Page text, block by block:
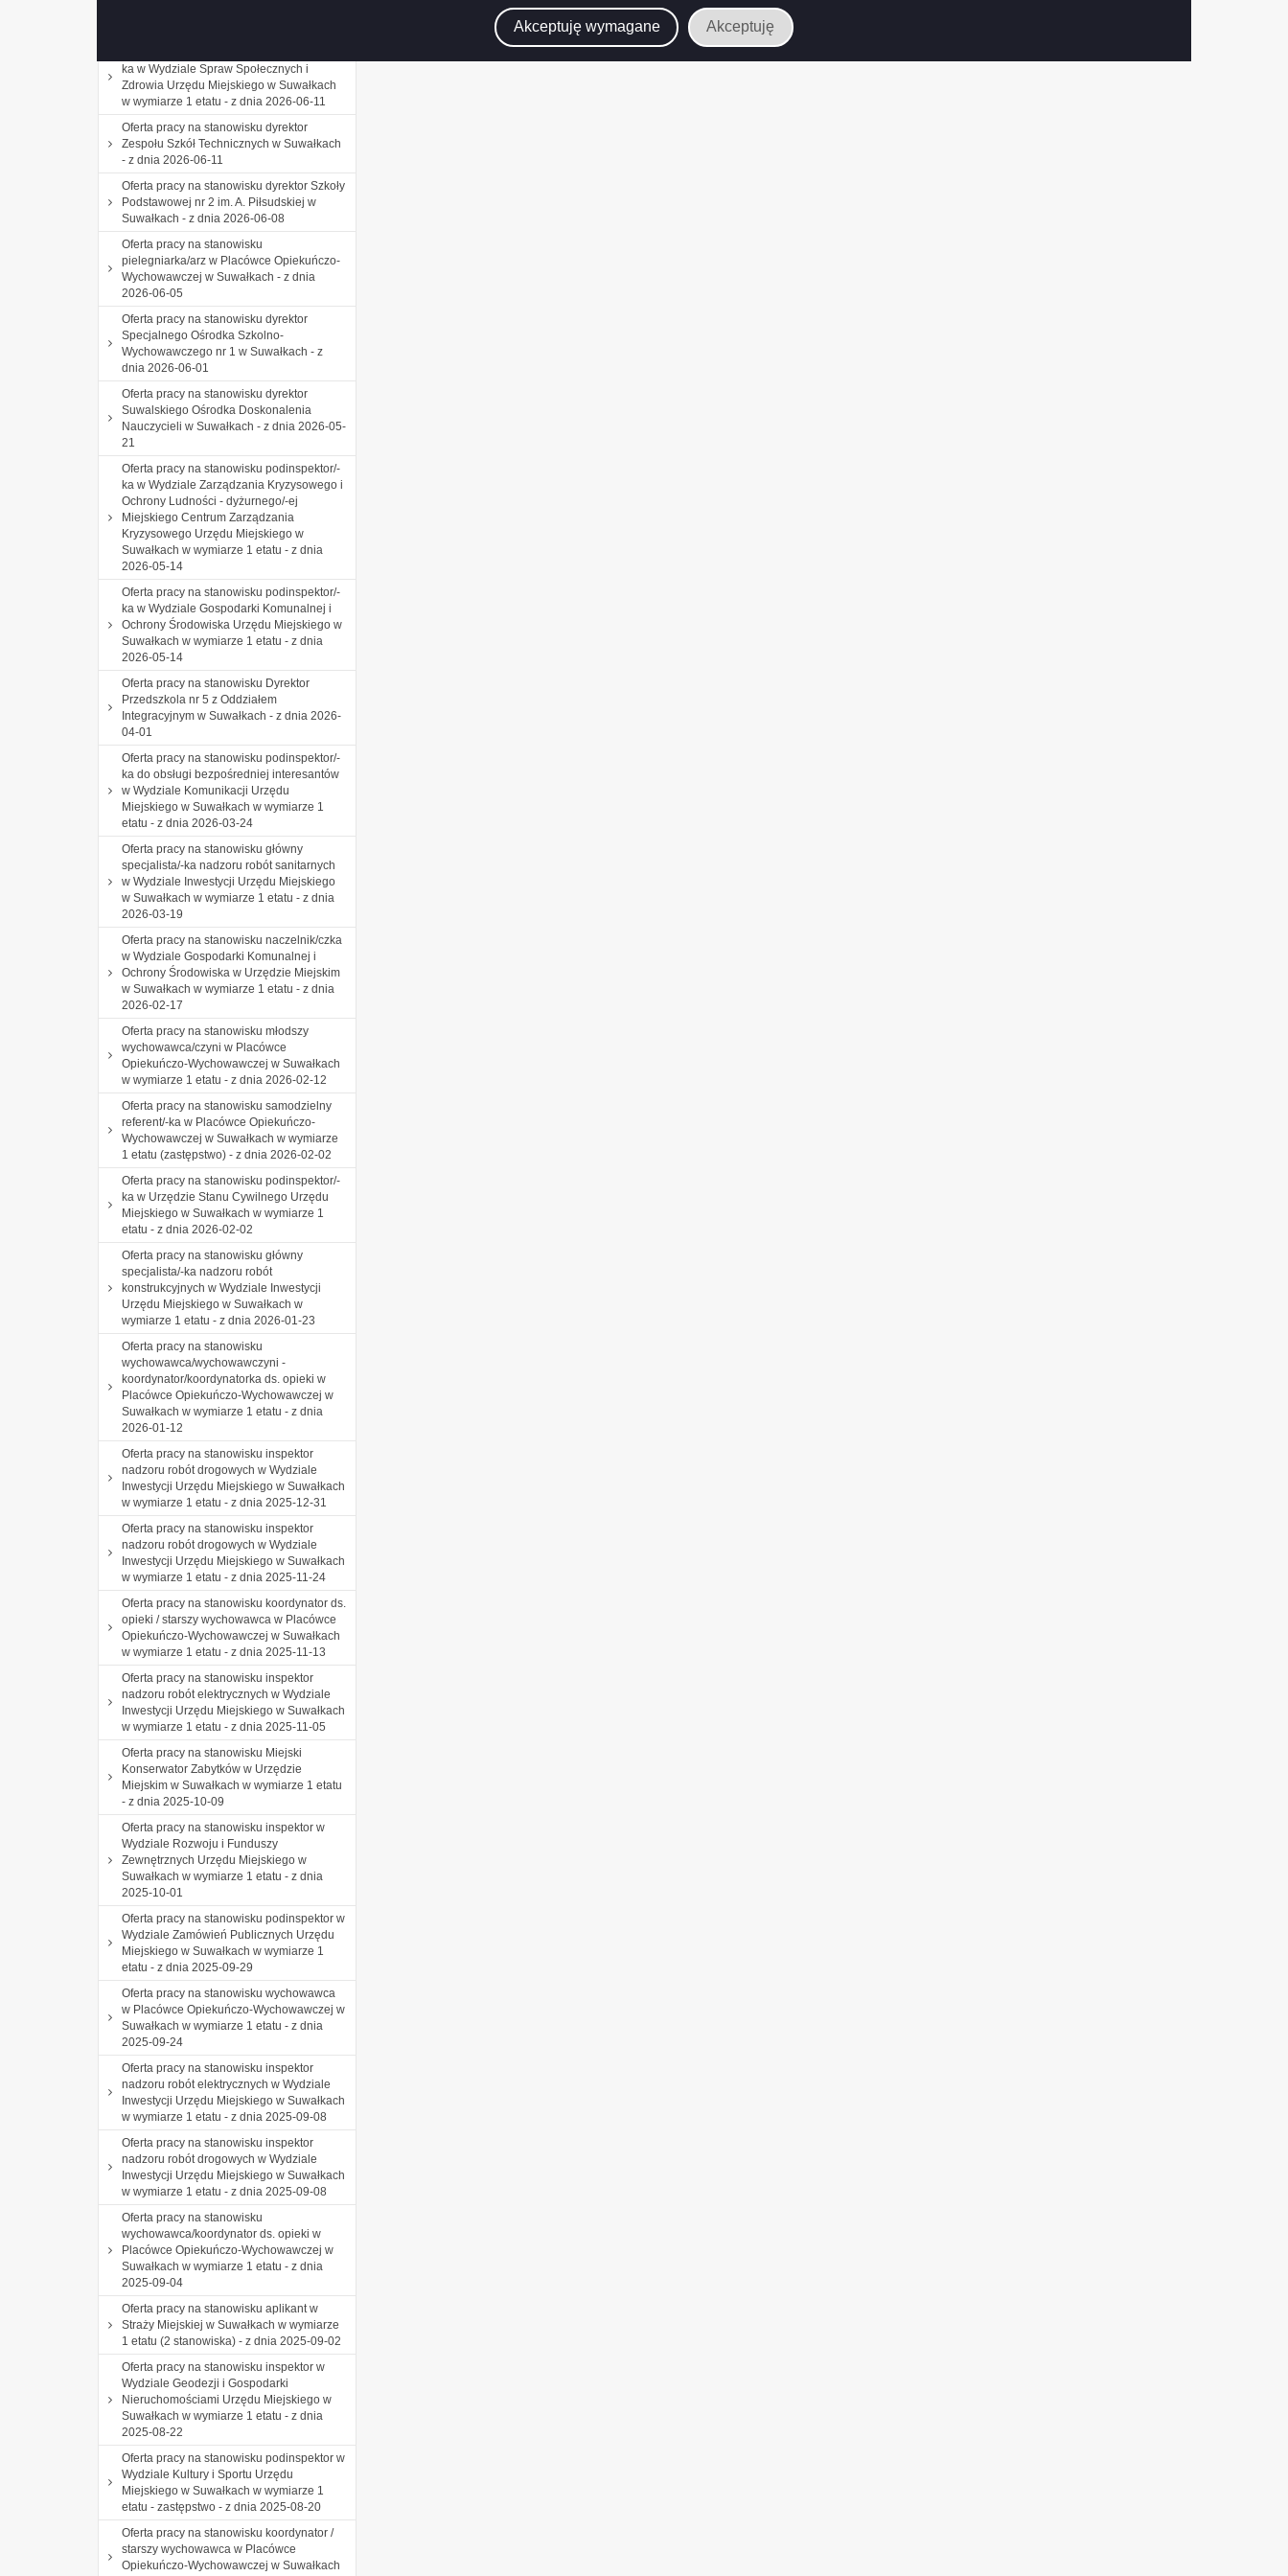
Akceptuję wymagane Akceptuję
ka w Wydziale Spraw Społecznych i
Zdrowia Urzędu Miejskiego w Suwałkach
w wymiarze 1 etatu - z dnia 2026-06-11
Oferta pracy na stanowisku dyrektor
Zespołu Szkół Technicznych w Suwałkach
- z dnia 2026-06-11
Oferta pracy na stanowisku dyrektor Szkoły
Podstawowej nr 2 im. A. Piłsudskiej w
Suwałkach - z dnia 2026-06-08
Oferta pracy na stanowisku
pielegniarka/arz w Placówce Opiekuńczo-
Wychowawczej w Suwałkach - z dnia
2026-06-05
Oferta pracy na stanowisku dyrektor
Specjalnego Ośrodka Szkolno-
Wychowawczego nr 1 w Suwałkach - z
dnia 2026-06-01
Oferta pracy na stanowisku dyrektor
Suwalskiego Ośrodka Doskonalenia
Nauczycieli w Suwałkach - z dnia 2026-05-
21
Oferta pracy na stanowisku podinspektor/-
ka w Wydziale Zarządzania Kryzysowego i
Ochrony Ludności - dyżurnego/-ej
Miejskiego Centrum Zarządzania
Kryzysowego Urzędu Miejskiego w
Suwałkach w wymiarze 1 etatu - z dnia
2026-05-14
Oferta pracy na stanowisku podinspektor/-
ka w Wydziale Gospodarki Komunalnej i
Ochrony Środowiska Urzędu Miejskiego w
Suwałkach w wymiarze 1 etatu - z dnia
2026-05-14
Oferta pracy na stanowisku Dyrektor
Przedszkola nr 5 z Oddziałem
Integracyjnym w Suwałkach - z dnia 2026-
04-01
Oferta pracy na stanowisku podinspektor/-
ka do obsługi bezpośredniej interesantów
w Wydziale Komunikacji Urzędu
Miejskiego w Suwałkach w wymiarze 1
etatu - z dnia 2026-03-24
Oferta pracy na stanowisku główny
specjalista/-ka nadzoru robót sanitarnych
w Wydziale Inwestycji Urzędu Miejskiego
w Suwałkach w wymiarze 1 etatu - z dnia
2026-03-19
Oferta pracy na stanowisku naczelnik/czka
w Wydziale Gospodarki Komunalnej i
Ochrony Środowiska w Urzędzie Miejskim
w Suwałkach w wymiarze 1 etatu - z dnia
2026-02-17
Oferta pracy na stanowisku młodszy
wychowawca/czyni w Placówce
Opiekuńczo-Wychowawczej w Suwałkach
w wymiarze 1 etatu - z dnia 2026-02-12
Oferta pracy na stanowisku samodzielny
referent/-ka w Placówce Opiekuńczo-
Wychowawczej w Suwałkach w wymiarze
1 etatu (zastępstwo) - z dnia 2026-02-02
Oferta pracy na stanowisku podinspektor/-
ka w Urzędzie Stanu Cywilnego Urzędu
Miejskiego w Suwałkach w wymiarze 1
etatu - z dnia 2026-02-02
Oferta pracy na stanowisku główny
specjalista/-ka nadzoru robót
konstrukcyjnych w Wydziale Inwestycji
Urzędu Miejskiego w Suwałkach w
wymiarze 1 etatu - z dnia 2026-01-23
Oferta pracy na stanowisku
wychowawca/wychowawczyni -
koordynator/koordynatorka ds. opieki w
Placówce Opiekuńczo-Wychowawczej w
Suwałkach w wymiarze 1 etatu - z dnia
2026-01-12
Oferta pracy na stanowisku inspektor
nadzoru robót drogowych w Wydziale
Inwestycji Urzędu Miejskiego w Suwałkach
w wymiarze 1 etatu - z dnia 2025-12-31
Oferta pracy na stanowisku inspektor
nadzoru robót drogowych w Wydziale
Inwestycji Urzędu Miejskiego w Suwałkach
w wymiarze 1 etatu - z dnia 2025-11-24
Oferta pracy na stanowisku koordynator ds.
opieki / starszy wychowawca w Placówce
Opiekuńczo-Wychowawczej w Suwałkach
w wymiarze 1 etatu - z dnia 2025-11-13
Oferta pracy na stanowisku inspektor
nadzoru robót elektrycznych w Wydziale
Inwestycji Urzędu Miejskiego w Suwałkach
w wymiarze 1 etatu - z dnia 2025-11-05
Oferta pracy na stanowisku Miejski
Konserwator Zabytków w Urzędzie
Miejskim w Suwałkach w wymiarze 1 etatu
- z dnia 2025-10-09
Oferta pracy na stanowisku inspektor w
Wydziale Rozwoju i Funduszy
Zewnętrznych Urzędu Miejskiego w
Suwałkach w wymiarze 1 etatu - z dnia
2025-10-01
Oferta pracy na stanowisku podinspektor w
Wydziale Zamówień Publicznych Urzędu
Miejskiego w Suwałkach w wymiarze 1
etatu - z dnia 2025-09-29
Oferta pracy na stanowisku wychowawca
w Placówce Opiekuńczo-Wychowawczej w
Suwałkach w wymiarze 1 etatu - z dnia
2025-09-24
Oferta pracy na stanowisku inspektor
nadzoru robót elektrycznych w Wydziale
Inwestycji Urzędu Miejskiego w Suwałkach
w wymiarze 1 etatu - z dnia 2025-09-08
Oferta pracy na stanowisku inspektor
nadzoru robót drogowych w Wydziale
Inwestycji Urzędu Miejskiego w Suwałkach
w wymiarze 1 etatu - z dnia 2025-09-08
Oferta pracy na stanowisku
wychowawca/koordynator ds. opieki w
Placówce Opiekuńczo-Wychowawczej w
Suwałkach w wymiarze 1 etatu - z dnia
2025-09-04
Oferta pracy na stanowisku aplikant w
Straży Miejskiej w Suwałkach w wymiarze
1 etatu (2 stanowiska) - z dnia 2025-09-02
Oferta pracy na stanowisku inspektor w
Wydziale Geodezji i Gospodarki
Nieruchomościami Urzędu Miejskiego w
Suwałkach w wymiarze 1 etatu - z dnia
2025-08-22
Oferta pracy na stanowisku podinspektor w
Wydziale Kultury i Sportu Urzędu
Miejskiego w Suwałkach w wymiarze 1
etatu - zastępstwo - z dnia 2025-08-20
Oferta pracy na stanowisku koordynator /
starszy wychowawca w Placówce
Opiekuńczo-Wychowawczej w Suwałkach